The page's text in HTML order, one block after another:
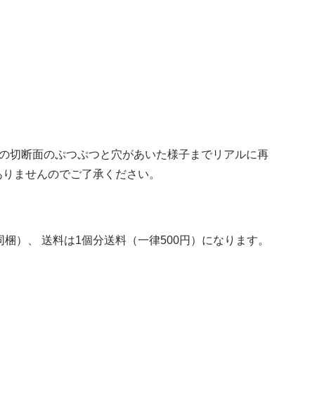
切断面のぷつぷつと穴があいた様子までリアルに再
ませんのでご了承ください。
）、 送料は1個分送料（一律500円）になります。